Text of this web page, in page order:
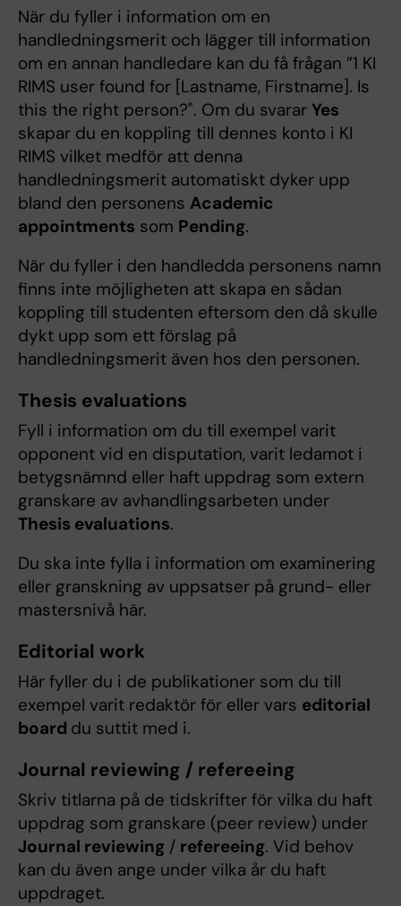
När du fyller i information om en
handledningsmerit och lägger till information
om en annan handledare kan du få frågan ”1 KI
RIMS user found for [Lastname, Firstname]. Is
this the right person?". Om du svarar Yes
skapar du en koppling till dennes konto i KI
RIMS vilket medför att denna
handledningsmerit automatiskt dyker upp
bland den personens Academic
appointments som Pending.
När du fyller i den handledda personens namn
finns inte möjligheten att skapa en sådan
koppling till studenten eftersom den då skulle
dykt upp som ett förslag på
handledningsmerit även hos den personen.
Thesis evaluations
Fyll i information om du till exempel varit
opponent vid en disputation, varit ledamot i
betygsnämnd eller haft uppdrag som extern
granskare av avhandlingsarbeten under
Thesis evaluations.
Du ska inte fylla i information om examinering
eller granskning av uppsatser på grund- eller
mastersnivå här.
Editorial work
Här fyller du i de publikationer som du till
exempel varit redaktör för eller vars editorial
board du suttit med i.
Journal reviewing / refereeing
Skriv titlarna på de tidskrifter för vilka du haft
uppdrag som granskare (peer review) under
Journal reviewing / refereeing. Vid behov
kan du även ange under vilka år du haft
uppdraget.